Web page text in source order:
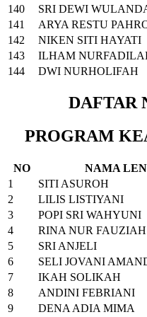
140
SRI DEWI
141
ARYA RESTU
142
NIKEN SITI HAYATI
143
ILHAM
144
DWI NURHOLIFAH
DAFTAR
PROGRAM
NO NAMA
1
SITI ASUROH
2
LILIS LISTIYANI
3
POPI SRI WAHYUNI
4
RINA NUR FAUZIAH
5
SRI ANJELI
6
SELI JOVANI
7
IKAH SOLIKAH
8
ANDINI FEBRIANI
9
DENA ADIA MIMA